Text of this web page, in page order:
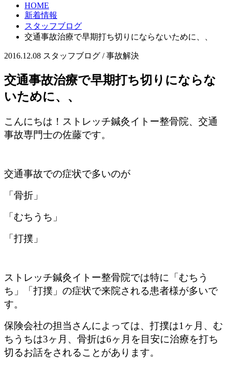
HOME
新着情報
スタッフブログ
交通事故治療で早期打ち切りにならないために、、
2016.12.08 スタッフブログ / 事故解決
交通事故治療で早期打ち切りにならな
いために、、
こんにちは！ストレッチ鍼灸イトー整骨院、交通
事故専門士の佐藤です。
交通事故での症状で多いのが
「骨折」
「むちうち」
「打撲」
ストレッチ鍼灸イトー整骨院では特に「むちう
ち」「打撲」の症状で来院される患者様が多いで
す。
保険会社の担当さんによっては、打撲は1ヶ月、む
ちうちは3ヶ月、骨折は6ヶ月を目安に治療を打ち
切るお話をされることがあります。